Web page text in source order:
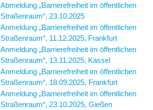
Abmeldung „Barrierefreiheit im öffentlichen
Straßenraum“, 23.10.2025
Anmeldung „Barrierefreiheit im öffentlichen
Straßenraum“, 11.12.2025, Frankfurt
Anmeldung „Barrierefreiheit im öffentlichen
Straßenraum“, 13.11.2025, Kassel
Anmeldung „Barrierefreiheit im öffentlichen
Straßenraum“, 18.09.2025, Frankfurt
Anmeldung „Barrierefreiheit im öffentlichen
Straßenraum“, 23.10.2025, Gießen